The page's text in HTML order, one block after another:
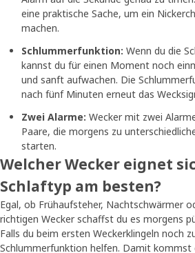
eine praktische Sache, um ein
machen.
Schlummerfunktion: Wenn du die
kannst du für einen Moment noch
und sanft aufwachen. Die
nach fünf Minuten erneut das
Zwei Alarme: Wecker mit zwei
Paare, die morgens zu
starten.
Welcher Wecker eignet
Schlaftyp am besten?
Egal, ob Frühaufsteher, Nachtschwärmer
richtigen Wecker schaffst du es morgens
Falls du beim ersten Weckerklingeln noch
Schlummerfunktion helfen. Damit kommst